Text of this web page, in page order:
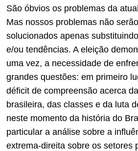
São óbvios os problemas da
Mas nossos problemas não serão
solucionados apenas substituindo
e/ou tendências. A eleição
uma vez, a necessidade de
grandes questões: em primeiro
déficit de compreensão acerca
brasileira, das classes e da luta
neste momento da história do
particular a análise sobre a
extrema-direita sobre os setores